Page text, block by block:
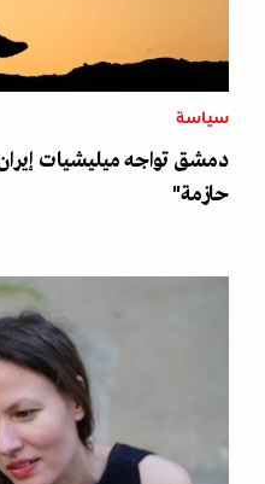
سياسة
دمشق تواجه ميليشيات إيران
حازمة"